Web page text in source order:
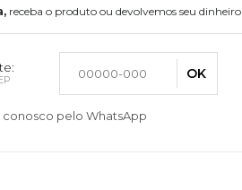
receba o produto ou devolvemos seu dinheiro
OK
conosco pelo WhatsApp